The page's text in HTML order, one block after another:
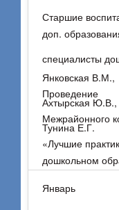
Старшие
доп.
специалисты
Проведение
Межрайонного
«Лучшие
дошкольном
(очно)
Янковская В.М.,
Ахтырская Ю.В.,
Тунина Е.Г.
Январь